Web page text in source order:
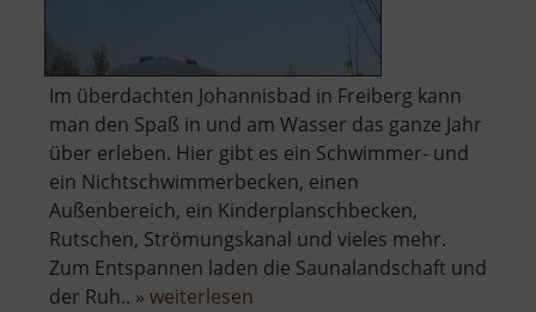
Im überdachten Johannisbad in Freiberg kann
man den Spaß in und am Wasser das ganze Jahr
über erleben. Hier gibt es ein Schwimmer- und
ein Nichtschwimmerbecken, einen
Außenbereich, ein Kinderplanschbecken,
Rutschen, Strömungskanal und vieles mehr.
Zum Entspannen laden die Saunalandschaft und
der Ruh.. » weiterlesen